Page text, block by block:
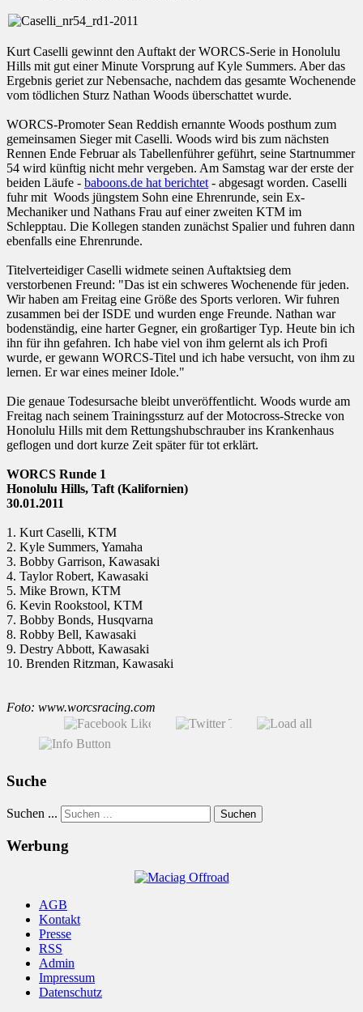
Kurt Caselli gewinnt den Auftakt der WORCS-Serie in Honolulu
Hills mit gut einer Minute Vorsprung auf Kyle Summers. Aber das
Ergebnis geriet zur Nebensache, nachdem das gesamte Wochenende
vom tödlichen Sturz Nathan Woods überschattet wurde.
WORCS-Promoter Sean Reddish ernannte Woods posthum zum
gemeinsamen Sieger mit Caselli. Woods wird bis zum nächsten
Rennen Ende Februar als Tabellenführer geführt, seine Startnummer
54 wird künftig nicht mehr vergeben. Am Samstag war der erste der
beiden Läufe - baboons.de hat berichtet - abgesagt worden. Caselli
fuhr mit Woods jüngstem Sohn eine Ehrenrunde, sein Ex-
Mechaniker und Nathans Frau auf einer zweiten KTM im
Schlepptau. Die Kollegen standen zunächst Spalier und fuhren dann
ebenfalls eine Ehrenrunde.
Titelverteidiger Caselli widmete seinen Auftaktsieg dem
verstorbenen Freund: "Das ist ein schweres Wochenende für jeden.
Wir haben am Freitag eine Größe des Sports verloren. Wir fuhren
zusammen bei der ISDE und wurden enge Freunde. Nathan war
bodenständig, eine harter Gegner, ein großartiger Typ. Heute bin ich
ihn für ihn gefahren. Ich habe viel von ihm gelernt als ich Profi
wurde, er gewann WORCS-Titel und ich habe versucht, von ihm zu
lernen. Er war eines meiner Idole."
Die genaue Todesursache bleibt unveröffentlicht. Woods wurde am
Freitag nach seinem Trainingssturz auf der Motocross-Strecke von
Honolulu Hills mit dem Rettungshubschrauber ins Krankenhaus
geflogen und dort kurze Zeit später für tot erklärt.
WORCS Runde 1
Honolulu Hills, Taft (Kalifornien)
30.01.2011
1. Kurt Caselli, KTM
2. Kyle Summers, Yamaha
3. Bobby Garrison, Kawasaki
4. Taylor Robert, Kawasaki
5. Mike Brown, KTM
6. Kevin Rookstool, KTM
7. Bobby Bonds, Husqvarna
8. Robby Bell, Kawasaki
9. Destry Abbott, Kawasaki
10. Brenden Ritzman, Kawasaki
Foto: www.worcsracing.com
Suche
Suchen ... Suchen
Werbung
AGB
Kontakt
Presse
RSS
Admin
Impressum
Datenschutz